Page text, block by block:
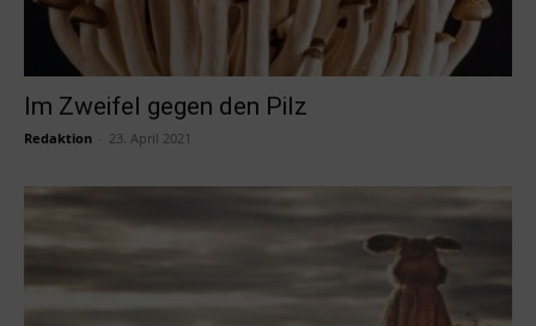
Im Zweifel gegen den Pilz
Redaktion 23. April 2021